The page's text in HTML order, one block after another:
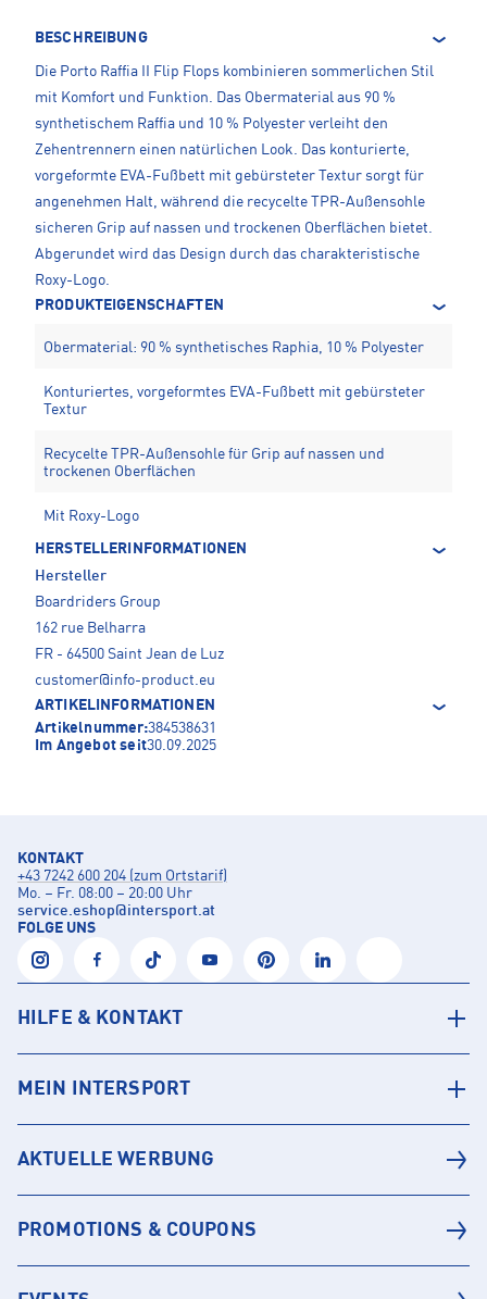
BESCHREIBUNG
Die Porto Raffia II Flip Flops kombinieren sommerlichen Stil
mit Komfort und Funktion. Das Obermaterial aus 90 %
synthetischem Raffia und 10 % Polyester verleiht den
Zehentrennern einen natürlichen Look. Das konturierte,
vorgeformte EVA-Fußbett mit gebürsteter Textur sorgt für
angenehmen Halt, während die recycelte TPR-Außensohle
sicheren Grip auf nassen und trockenen Oberflächen bietet.
Abgerundet wird das Design durch das charakteristische
Roxy-Logo.
PRODUKTEIGENSCHAFTEN
Obermaterial: 90 % synthetisches Raphia, 10 % Polyester
Konturiertes, vorgeformtes EVA-Fußbett mit gebürsteter
Textur
Recycelte TPR-Außensohle für Grip auf nassen und
trockenen Oberflächen
Mit Roxy-Logo
HERSTELLERINFORMATIONEN
Hersteller
Boardriders Group
162 rue Belharra
FR - 64500 Saint Jean de Luz
customer@info-product.eu
ARTIKELINFORMATIONEN
Artikelnummer:384538631
Im Angebot seit30.09.2025
KONTAKT
+43 7242 600 204 (zum Ortstarif)
Mo. – Fr. 08:00 – 20:00 Uhr
service.eshop@intersport.at
FOLGE UNS
HILFE & KONTAKT
MEIN INTERSPORT
AKTUELLE WERBUNG
PROMOTIONS & COUPONS